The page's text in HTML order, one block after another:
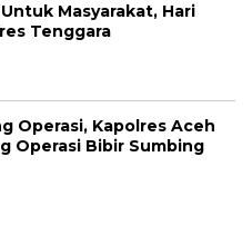
Masyarakat, Hari
Tenggara
Operasi, Kapolres Aceh
Operasi Bibir Sumbing